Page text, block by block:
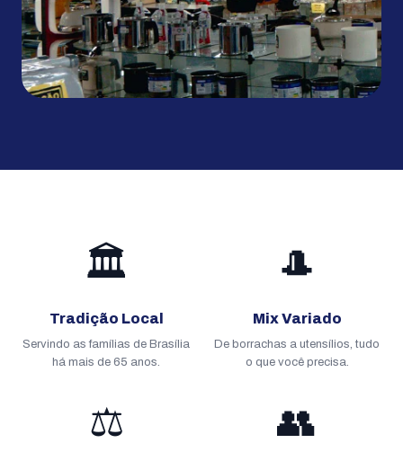
🏛️
Tradição Local
Servindo as famílias de Brasília
há mais de 65 anos.
🎩
Mix Variado
De borrachas a utensílios, tudo
o que você precisa.
⚖️ 👥